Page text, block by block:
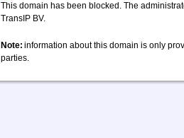
This domain has been blocked. The
TransIP BV.
Note: information about this domain is only
parties.